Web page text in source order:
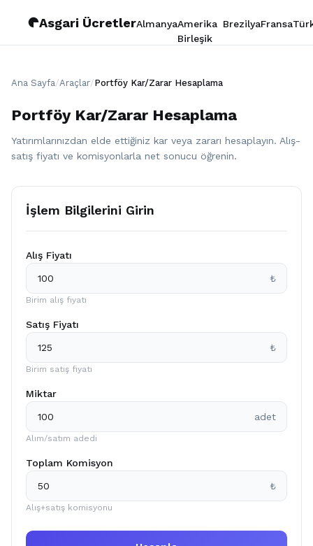
Asgari ÜcretlerAlmanyaAmerika
Birleşik
BrezilyaFransa
Ana Sayfa/Araçlar/Portföy Kar/Zarar Hesaplama
Portföy Kar/Zarar Hesaplama
Yatırımlarınızdan elde ettiğiniz kar veya zararı hesaplayın. Alış-
satış fiyatı ve komisyonlarla net sonucu öğrenin.
İşlem Bilgilerini Girin
Alış Fiyatı
₺
Birim alış fiyatı
Satış Fiyatı
₺
Birim satış fiyatı
Miktar
adet
Alım/satım adedi
Toplam Komisyon
₺
Alış+satış komisyonu